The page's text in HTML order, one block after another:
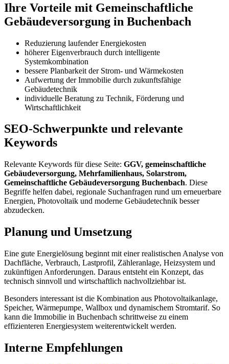
Ihre Vorteile mit Gemeinschaftliche
Gebäudeversorgung in Buchenbach
Reduzierung laufender Energiekosten
höherer Eigenverbrauch durch intelligente
Systemkombination
bessere Planbarkeit der Strom- und Wärmekosten
Aufwertung der Immobilie durch zukunftsfähige
Gebäudetechnik
individuelle Beratung zu Technik, Förderung und
Wirtschaftlichkeit
SEO-Schwerpunkte und relevante
Keywords
Relevante Keywords für diese Seite: GGV, gemeinschaftliche
Gebäudeversorgung, Mehrfamilienhaus, Solarstrom,
Gemeinschaftliche Gebäudeversorgung Buchenbach. Diese
Begriffe helfen dabei, regionale Suchanfragen rund um erneuerbare
Energien, Photovoltaik und moderne Gebäudetechnik besser
abzudecken.
Planung und Umsetzung
Eine gute Energielösung beginnt mit einer realistischen Analyse von
Dachfläche, Verbrauch, Lastprofil, Zähleranlage, Heizsystem und
zukünftigen Anforderungen. Daraus entsteht ein Konzept, das
technisch sinnvoll und wirtschaftlich nachvollziehbar ist.
Besonders interessant ist die Kombination aus Photovoltaikanlage,
Speicher, Wärmepumpe, Wallbox und dynamischem Stromtarif. So
kann die Immobilie in Buchenbach schrittweise zu einem
effizienteren Energiesystem weiterentwickelt werden.
Interne Empfehlungen